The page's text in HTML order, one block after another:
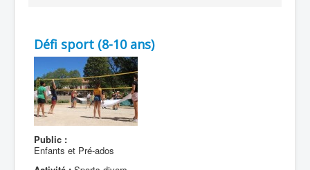
Défi sport (8-10 ans)
Public :
Enfants et Pré-ados